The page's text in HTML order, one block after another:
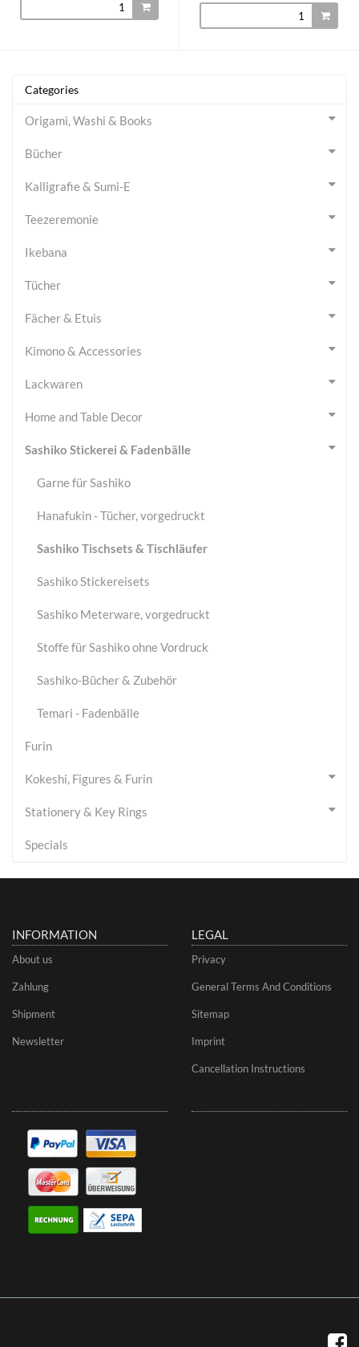
Categories
Origami, Washi & Books
Bücher
Kalligrafie & Sumi-E
Teezeremonie
Ikebana
Tücher
Fächer & Etuis
Kimono & Accessories
Lackwaren
Home and Table Decor
Sashiko Stickerei & Fadenbälle
Garne für Sashiko
Hanafukin - Tücher, vorgedruckt
Sashiko Tischsets & Tischläufer
Sashiko Stickereisets
Sashiko Meterware, vorgedruckt
Stoffe für Sashiko ohne Vordruck
Sashiko-Bücher & Zubehör
Temari - Fadenbälle
Furin
Kokeshi, Figures & Furin
Stationery & Key Rings
Specials
INFORMATION
About us
Zahlung
Shipment
Newsletter
LEGAL
Privacy
General Terms And Conditions
Sitemap
Imprint
Cancellation Instructions